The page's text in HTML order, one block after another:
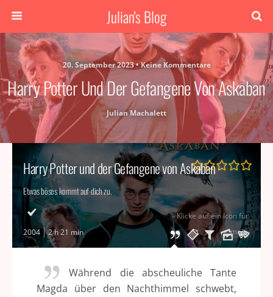
Julian's Blog
20. September 2023 • Keine Kommentare
Harry Potter Und Der Gefangene Von Askaban
Julian Machalett
Harry Potter und der Gefangene von Askaban
Etwas böses kommt auf dich zu.
2004 2 h 21 min
Klicke auf ein Icon für
mehr
Während die abscheuliche Tante
Magda über den Nachthimmel schwebt,